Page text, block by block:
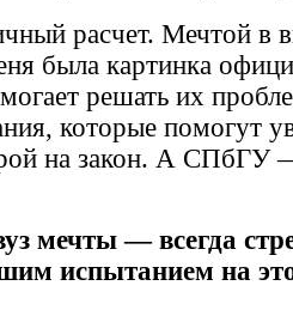
расчет. Мечтой в
была картинка
решать их
которые помогут
на закон. А СПбГУ
мечты — всегда
испытанием на